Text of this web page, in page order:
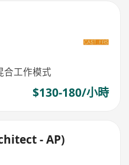
合工作模式
$130-180/小時
- AP)